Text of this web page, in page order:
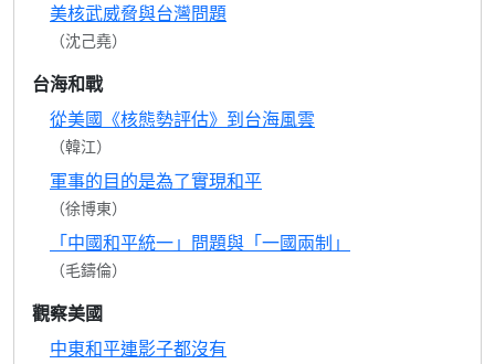
美核武威脅與台灣問題
（沈己堯）
台海和戰
從美國《核態勢評估》到台海風雲
（韓江）
軍事的目的是為了實現和平
（徐博東）
「中國和平統一」問題與「一國兩制」
（毛鑄倫）
觀察美國
中東和平連影子都沒有